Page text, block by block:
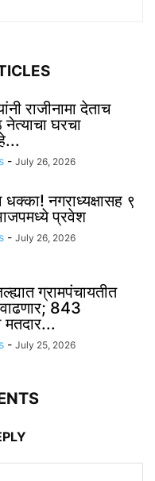
राजीनामा देताच
नेत्याचा घरचा
- July 26, 2026
धक्का! नगराध्यक्षासह ९
प्रवेश
- July 26, 2026
ग्रामपंचायतीत
843
मतदार...
- July 25, 2026